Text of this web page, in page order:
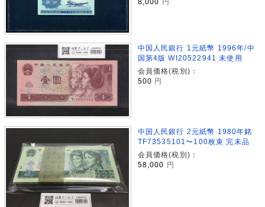
中国人民銀行 1元紙幣 1996年/中
国第4版 WI20522941 未使用
会員価格(税別)：
500 円
中国人民銀行 2元紙幣 1980年銘
TF73535101〜100枚束 完未品
会員価格(税別)：
58,000 円